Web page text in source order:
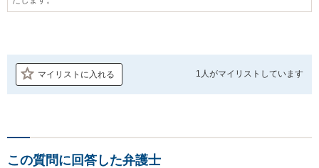
マイリストに入れる 1人がマイリストしています
この質問に回答した弁護士